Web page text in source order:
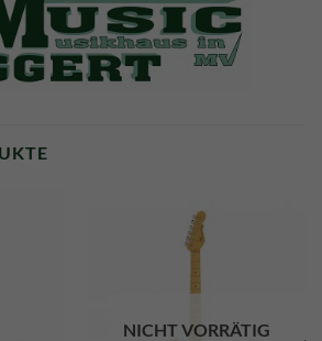
NICHT VORRÄTIG